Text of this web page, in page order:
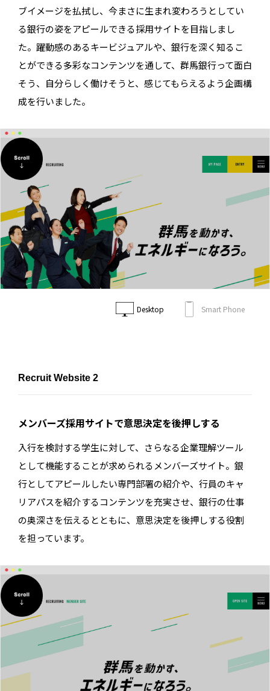
ブイメージを払拭し、今まさに生まれ変わろうとしてい
る銀行の姿をアピールできる採用サイトを目指しまし
た。躍動感のあるキービジュアルや、銀行を深く知るこ
とができる多彩なコンテンツを通して、群馬銀行って面白
そう、自分らしく働けそうと、感じてもらえるよう企画構
成を行いました。
Desktop Smart Phone
Recruit Website 2
メンバーズ採用サイトで意思決定を後押しする
入行を検討する学生に対して、さらなる企業理解ツール
として機能することが求められるメンバーズサイト。銀
行としてアピールしたい専門部署の紹介や、行員のキャ
リアパスを紹介するコンテンツを充実させ、銀行の仕事
の奥深さを伝えるとともに、意思決定を後押しする役割
を担っています。